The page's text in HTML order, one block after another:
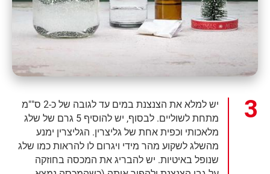
יש למלא את הצנצנת במים עד לגובה של כ-2 ס""מ
מתחת לשוליים. לבסוף, יש להוסיף 5 גרם של שלג
מלאכותי וכפית אחת של גליצרין. הגליצרין ימנע
מהשלג לשקוע מהר מידי ויגרום לו להראות כמו שלג
שנופל באיטיות. יש להבריג את המכסה בחוזקה